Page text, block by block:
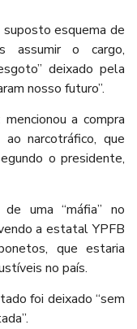
esquema de
assumir o cargo,
deixado pela
nosso futuro”.
a compra
narcotráfico, que
o presidente,
uma “máfia” no
a estatal YPFB
que estaria
no país.
foi deixado “sem